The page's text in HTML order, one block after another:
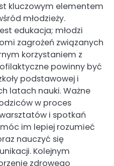
kluczowym elementem
młodzieży.
edukacja; młodzi
zagrożeń związanych
korzystaniem z
powinny być
podstawowej i
latach nauki. Ważne
w proces
i spotkań
im lepiej rozumieć
nauczyć się
Kolejnym
zdrowego